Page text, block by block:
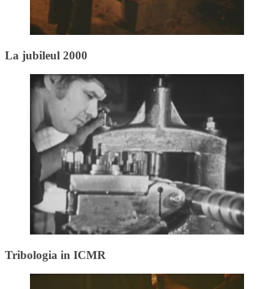
La jubileul 2000
Tribologia in ICMR